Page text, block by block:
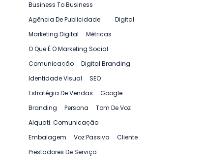
Business To Business
Agência De Publicidade
Digital
Marketing Digital
Métricas
O Que É O Marketing Social
Comunicação
Digital Branding
Identidade Visual
SEO
Estratégia De Vendas
Google
Branding
Persona
Tom De Voz
Alquati. Comunicação
Embalagem
Voz Passiva
Cliente
Prestadores De Serviço